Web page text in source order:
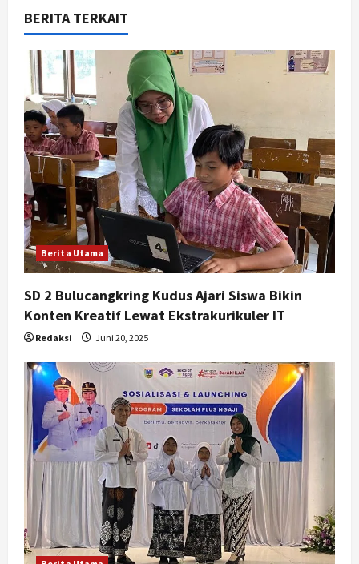
v
i
g
a
t
i
o
n
BERITA TERKAIT
Berita Utama
SD 2 Bulucangkring Kudus Ajari Siswa Bikin
Konten Kreatif Lewat Ekstrakurikuler IT
Redaksi Juni 20, 2025